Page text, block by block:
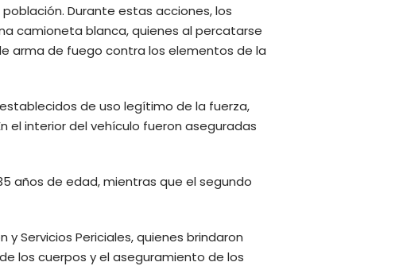
Durante estas acciones, los
camioneta blanca, quienes al percatarse
arma de fuego contra los elementos de la
de uso legítimo de la fuerza,
el interior del vehículo fueron aseguradas
años de edad, mientras que el segundo
Servicios Periciales, quienes brindaron
los cuerpos y el aseguramiento de los